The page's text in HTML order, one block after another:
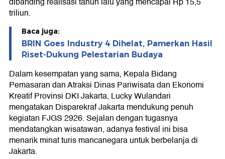
triliun.
Baca juga:
BRIN Goes Industry 4 Dihelat, Pamerkan Hasil
Riset-Dukung Pelestarian Budaya
Dalam kesempatan yang sama, Kepala Bidang
Pemasaran dan Atraksi Dinas Pariwisata dan Ekonomi
Kreatif Provinsi DKI Jakarta, Lucky Wulandari
mengatakan Disparekraf Jakarta mendukung penuh
kegiatan FJGS 2926. Sejalan dengan tugasnya
mendatangkan wisatawan, adanya festival ini bisa
menarik minat turis mancanegara untuk berbelanja di
Jakarta.